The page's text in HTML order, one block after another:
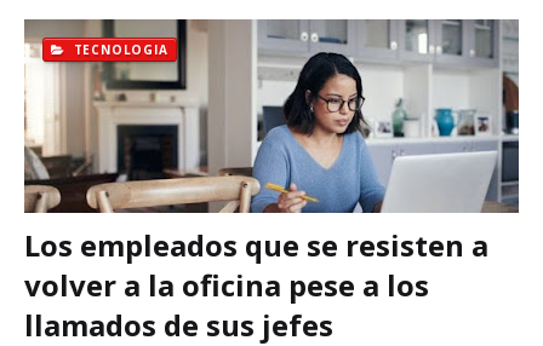
TECNOLOGIA
Los empleados que se resisten a
volver a la oficina pese a los
llamados de sus jefes